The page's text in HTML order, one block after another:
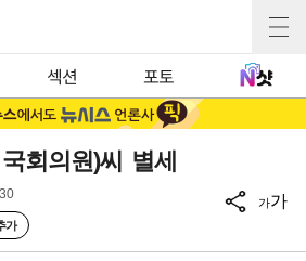
섹션 포토
회의원)씨 별세
가
가가